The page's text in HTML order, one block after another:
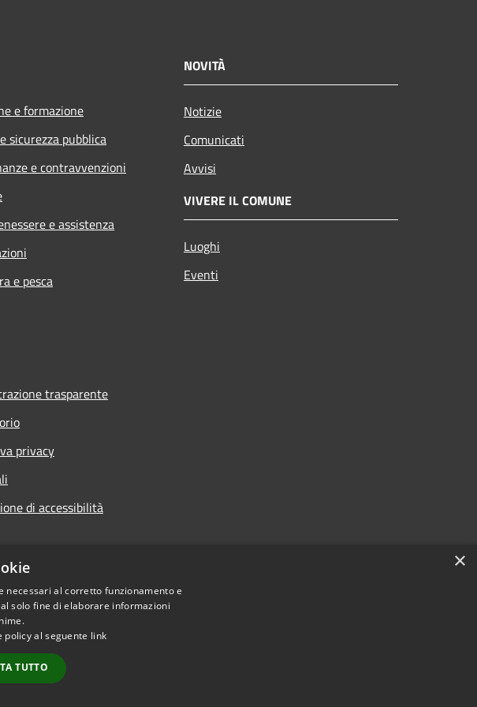
e formazione
sicurezza pubblica
e contravvenzioni
e assistenza
e pesca
NOVITÀ
Notizie
Comunicati
Avvisi
VIVERE IL COMUNE
Luoghi
Eventi
trasparente
privacy
di accessibilità
Copyright © 2026 • Comune di Castelbianco • Powered by
×
necessari al corretto funzionamento e
solo fine di elaborare informazioni
al seguente link
TUTTO